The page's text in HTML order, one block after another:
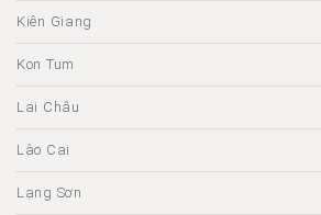
Kiên Giang
Kon Tum
Lai Châu
Lào Cai
Lạng Sơn